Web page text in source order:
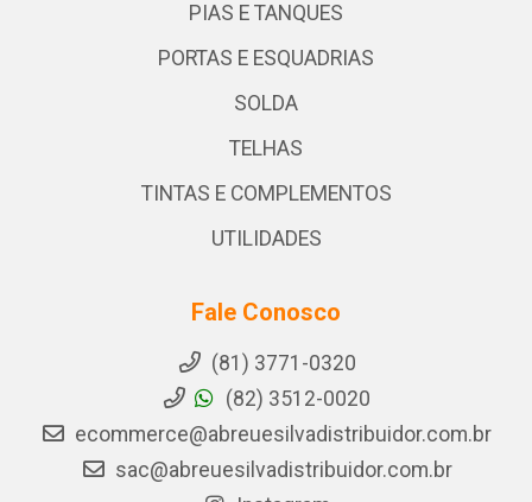
PIAS E TANQUES
PORTAS E ESQUADRIAS
SOLDA
TELHAS
TINTAS E COMPLEMENTOS
UTILIDADES
Fale Conosco
(81) 3771-0320
(82) 3512-0020
ecommerce@abreuesilvadistribuidor.com.br
sac@abreuesilvadistribuidor.com.br